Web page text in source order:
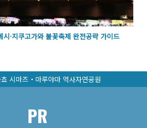
시·지쿠고가와 불꽃축제 완전공략 가이드
시마즈・마루야마 역사자연공원
PR